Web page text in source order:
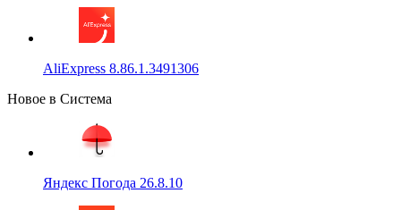
AliExpress 8.86.1.3491306
Новое в Система
Яндекс Погода 26.8.10